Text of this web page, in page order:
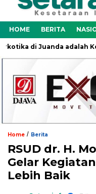
HOME BERITA
di Juanda adalah
Home / Berita
RSUD dr. H.
Gelar
Lebih Baik